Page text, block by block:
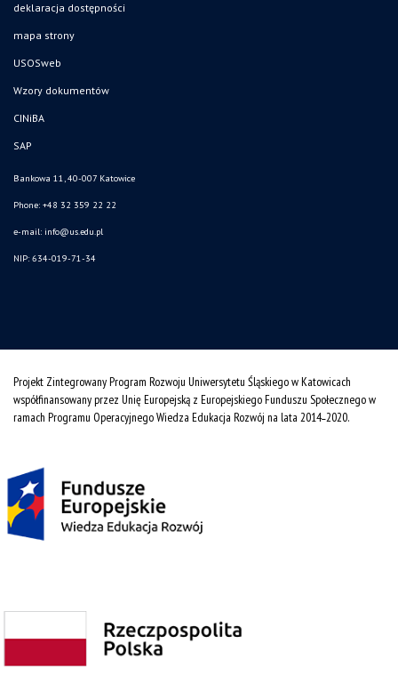
deklaracja dostępności
mapa strony
USOSweb
Wzory dokumentów
CINiBA
SAP
Bankowa 11, 40-007 Katowice
Phone: +48 32 359 22 22
e-mail: info@us.edu.pl
NIP: 634-019-71-34
Projekt Zintegrowany Program Rozwoju Uniwersytetu Śląskiego w Katowicach
współfinansowany przez Unię Europejską z Europejskiego Funduszu Społecznego w
ramach Programu Operacyjnego Wiedza Edukacja Rozwój na lata 2014˗2020.